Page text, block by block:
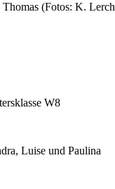
(Fotos: K.
W8
Luise und Paulina